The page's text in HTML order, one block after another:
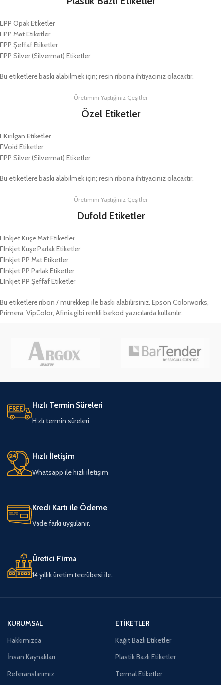
PP Opak Etiketler
PP Mat Etiketler
PP Şeffaf Etiketler
PP Silver (Silvermat) Etiketler
Bu etiketlere baskı alabilmek için; resin ribona ihtiyacınız olacaktır.
Üretimini Yaptığınız Çeşitler
Özel Etiketler
Kırılgan Etiketler
Void Etiketler
PP Silver (Silvermat) Etiketler
Bu etiketlere baskı alabilmek için; resin ribona ihtiyacınız olacaktır.
Üretimini Yaptığınız Çeşitler
Dufold Etiketler
Inkjet Kuşe Mat Etiketler
Inkjet Kuşe Parlak Etiketler
Inkjet PP Mat Etiketler
Inkjet PP Parlak Etiketler
Inkjet PP Şeffaf Etiketler
Bu etiketlere ribon / mürekkep ile baskı alabilirsiniz. Epson Colorworks,
Primera, VipColor, Afinia gibi renkli barkod yazıcılarda kullanılır.
Hızlı Termin Süreleri
Hızlı termin süreleri
Hızlı İletişim
Whatsapp ile hızlı iletişim
Kredi Kartı ile Ödeme
Vade farkı uygulanır.
Üretici Firma
14 yıllık üretim tecrübesi ile..
KURUMSAL
Hakkımızda
İnsan Kaynakları
Referanslarımız
ETIKETLER
Kağıt Bazlı Etiketler
Plastik Bazlı Etiketler
Termal Etiketler